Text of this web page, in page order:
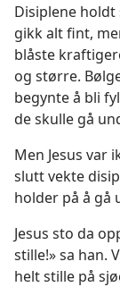
Disiplene
gikk alt fint,
blåste
og større.
begynte å bli
de skulle gå
Men Jesus var
slutt vekte
holder på å gå
Jesus sto da
stille!» sa han.
helt stille på